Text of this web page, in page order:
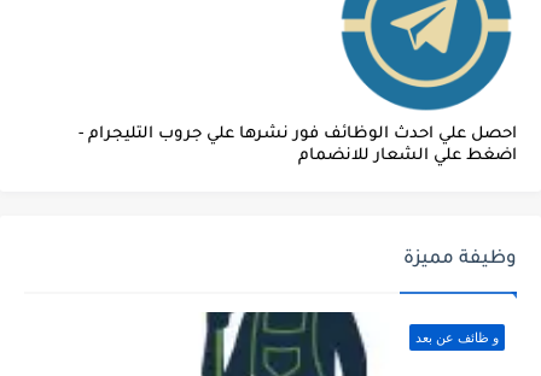
احصل علي احدث الوظائف فور نشرها علي جروب التليجرام -
اضغط علي الشعار للانضمام
وظيفة مميزة
و ظائف عن بعد